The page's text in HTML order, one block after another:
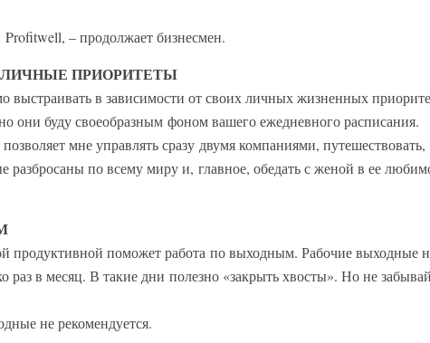
– продолжает бизнесмен.
ЛИЧНЫЕ ПРИОРИТЕТЫ
выстраивать в зависимости от своих личных жизненных
они буду своеобразным фоном вашего ежедневного расписания.
мне управлять сразу двумя компаниями, путешествовать,
разбросаны по всему миру и, главное, обедать с женой в ее
продуктивной поможет работа по выходным. Рабочие выходные
раз в месяц. В такие дни полезно «закрыть хвосты». Но не
не рекомендуется.